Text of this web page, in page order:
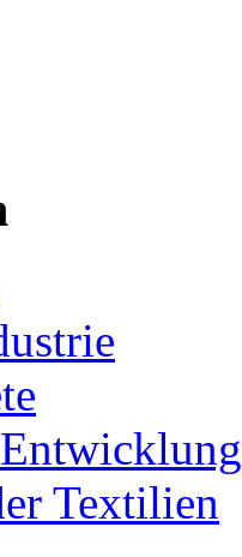
Textilien